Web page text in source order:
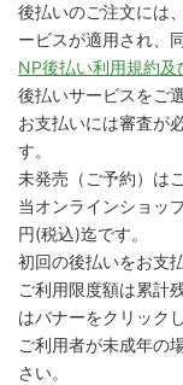
後払いのご注文には、
ービスが適用され、
NP後払い利用規約
後払いサービスをご
お支払いには審査が
す。
未発売（ご予約）は
当オンラインショッ
円(税込)迄です。
初回の後払いをお支
ご利用限度額は累計
はバナーをクリック
ご利用者が未成年の
さい。